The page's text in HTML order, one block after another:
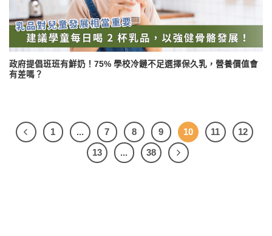
政府提倡班班有鮮奶！75% 學校冷鏈不足選擇保久乳，營養價值會
有差嗎？
1 ... 7 8 9 10 11
12
13
... 38